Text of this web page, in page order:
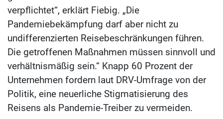
verpflichtet“, erklärt Fiebig. „Die
Pandemiebekämpfung darf aber nicht zu
undifferenzierten Reisebeschränkungen führen.
Die getroffenen Maßnahmen müssen sinnvoll und
verhältnismäßig sein.“ Knapp 60 Prozent der
Unternehmen fordern laut DRV-Umfrage von der
Politik, eine neuerliche Stigmatisierung des
Reisens als Pandemie-Treiber zu vermeiden.